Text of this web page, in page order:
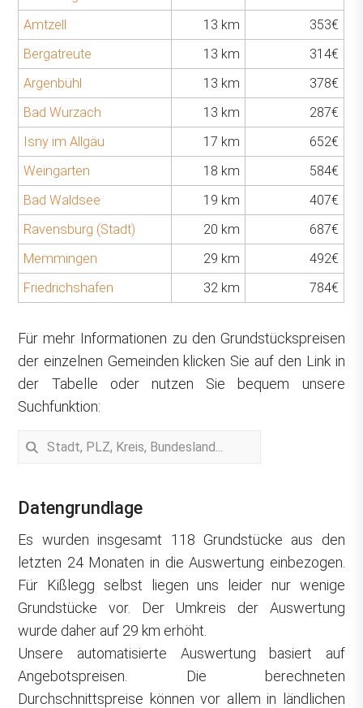
Amtzell
13 km
353€
Bergatreute
13 km
314€
Argenbühl
13 km
378€
Bad Wurzach
13 km
287€
Isny im Allgäu
17 km
652€
Weingarten
18 km
584€
Bad Waldsee
19 km
407€
Ravensburg (Stadt)
20 km
687€
Memmingen
29 km
492€
Friedrichshafen
32 km 784€
Für mehr Informationen zu den Grundstückspreisen
der einzelnen Gemeinden klicken Sie auf den Link in
der Tabelle oder nutzen Sie bequem unsere
Suchfunktion:
Datengrundlage
Es wurden insgesamt 118 Grundstücke aus den
letzten 24 Monaten in die Auswertung einbezogen.
Für Kißlegg selbst liegen uns leider nur wenige
Grundstücke vor. Der Umkreis der Auswertung
wurde daher auf 29 km erhöht.
Unsere automatisierte Auswertung basiert auf
Angebotspreisen. Die berechneten
Durchschnittspreise können vor allem in ländlichen